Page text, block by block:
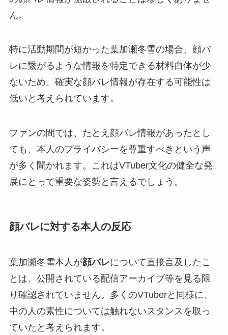
ん。
特に活動期間が短かった葉加瀬冬雪の場合、顔バ
レに繋がるような情報を特定できる材料自体が少
ないため、確実な顔バレ情報が存在する可能性は
低いと考えられています。
ファンの間では、たとえ顔バレ情報があったとし
ても、本人のプライバシーを尊重すべきという声
が多く聞かれます。これはVTuber文化の健全な発
展にとって重要な姿勢と言えるでしょう。
顔バレに対する本人の反応
葉加瀬冬雪本人が顔バレについて直接言及したこ
とは、公開されている配信アーカイブ等を見る限
り確認されていません。多くのVTuberと同様に、
中の人の素性については触れないスタンスを取っ
ていたと考えられます。